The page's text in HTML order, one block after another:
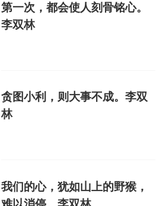
第一次，都会使人刻骨铭心。
李双林
贪图小利，则大事不成。李双
林
我们的心，犹如山上的野猴，